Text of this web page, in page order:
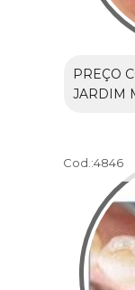
PREÇO
JARDIM
Cod.:4846